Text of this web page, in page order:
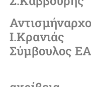
Σύμβουλος